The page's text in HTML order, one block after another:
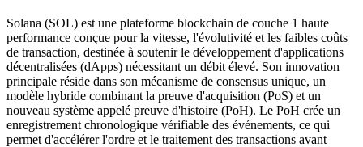
Solana (SOL) est une plateforme blockchain de couche 1 haute
performance conçue pour la vitesse, l'évolutivité et les faibles coûts
de transaction, destinée à soutenir le développement d'applications
décentralisées (dApps) nécessitant un débit élevé. Son innovation
principale réside dans son mécanisme de consensus unique, un
modèle hybride combinant la preuve d'acquisition (PoS) et un
nouveau système appelé preuve d'histoire (PoH). Le PoH crée un
enregistrement chronologique vérifiable des événements, ce qui
permet d'accélérer l'ordre et le traitement des transactions avant